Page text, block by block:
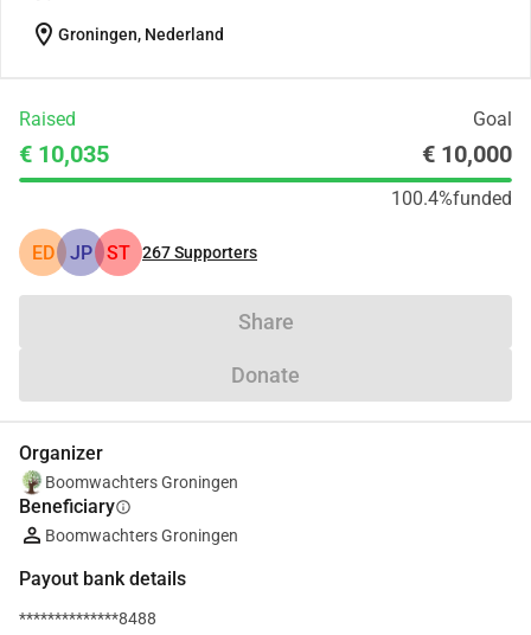
location_on Groningen, Nederland
Raised Goal
€ 10,035 € 10,000
100.4%funded
ED JP ST 267Supporters
Share
Donate
Organizer
Boomwachters Groningen
Beneficiaryinfo
Boomwachters Groningen
Payout bank details
**************8488